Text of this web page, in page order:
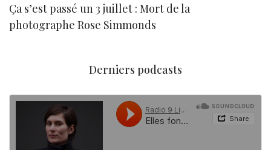
Ça s’est passé un 3 juillet : Mort de la
photographe Rose Simmonds
Derniers podcasts